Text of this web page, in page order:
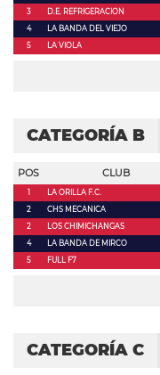
3
D.E. REFRIGERACION
4
LA BANDA DEL VIEJO
5
LA VIOLA
CATEGORÍA B
POS CLUB
1 LA ORILLA F.C.
2
CHS MECANICA
2
LOS CHIMICHANGAS
4
LA BANDA DE MIRCO
5
FULL F7
CATEGORÍA C